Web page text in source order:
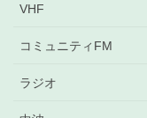
VHF
コミュニティFM
ラジオ